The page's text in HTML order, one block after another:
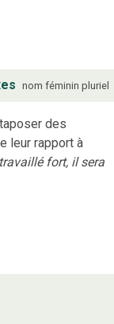
nom féminin pluriel
des
leur rapport à
fort, il sera